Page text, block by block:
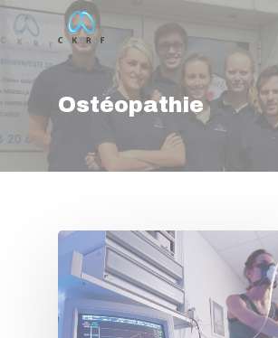
Hit enter to search or ESC to close
Ostéopathie